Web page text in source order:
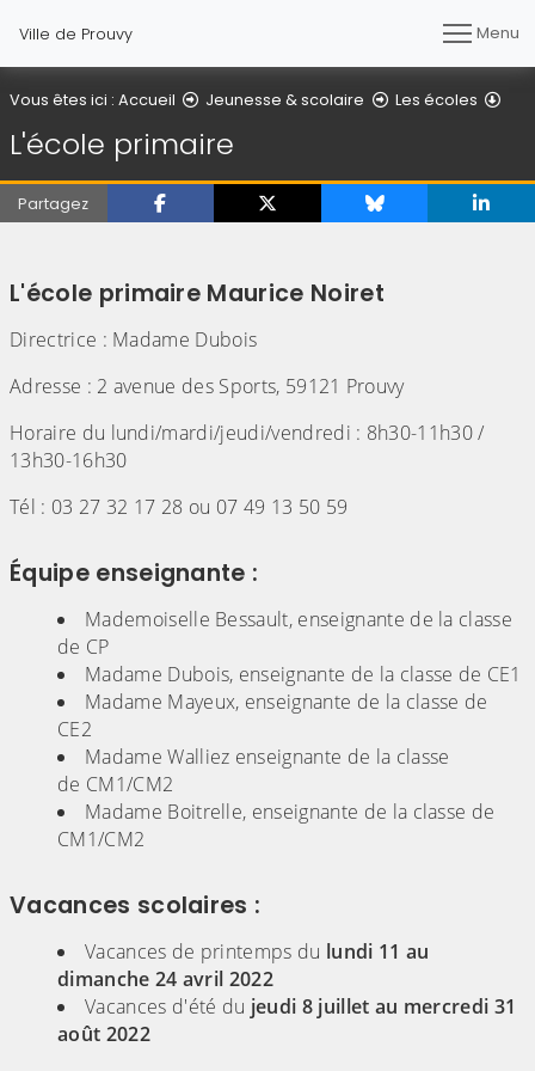
Ville de Prouvy Menu
Vous êtes ici : Accueil Jeunesse & scolaire Les écoles
L'école primaire
Partagez
L'école primaire Maurice Noiret
Directrice : Madame Dubois
Adresse : 2 avenue des Sports, 59121 Prouvy
Horaire du lundi/mardi/jeudi/vendredi : 8h30-11h30 /
13h30-16h30
Tél : 03 27 32 17 28 ou 07 49 13 50 59
Équipe enseignante :
Mademoiselle Bessault, enseignante de la classe
de CP
Madame Dubois, enseignante de la classe de CE1
Madame Mayeux, enseignante de la classe de
CE2
Madame Walliez enseignante de la classe
de CM1/CM2
Madame Boitrelle, enseignante de la classe de
CM1/CM2
Vacances scolaires :
Vacances de printemps du lundi 11 au
dimanche 24 avril 2022
Vacances d'été du jeudi 8 juillet au mercredi 31
août 2022